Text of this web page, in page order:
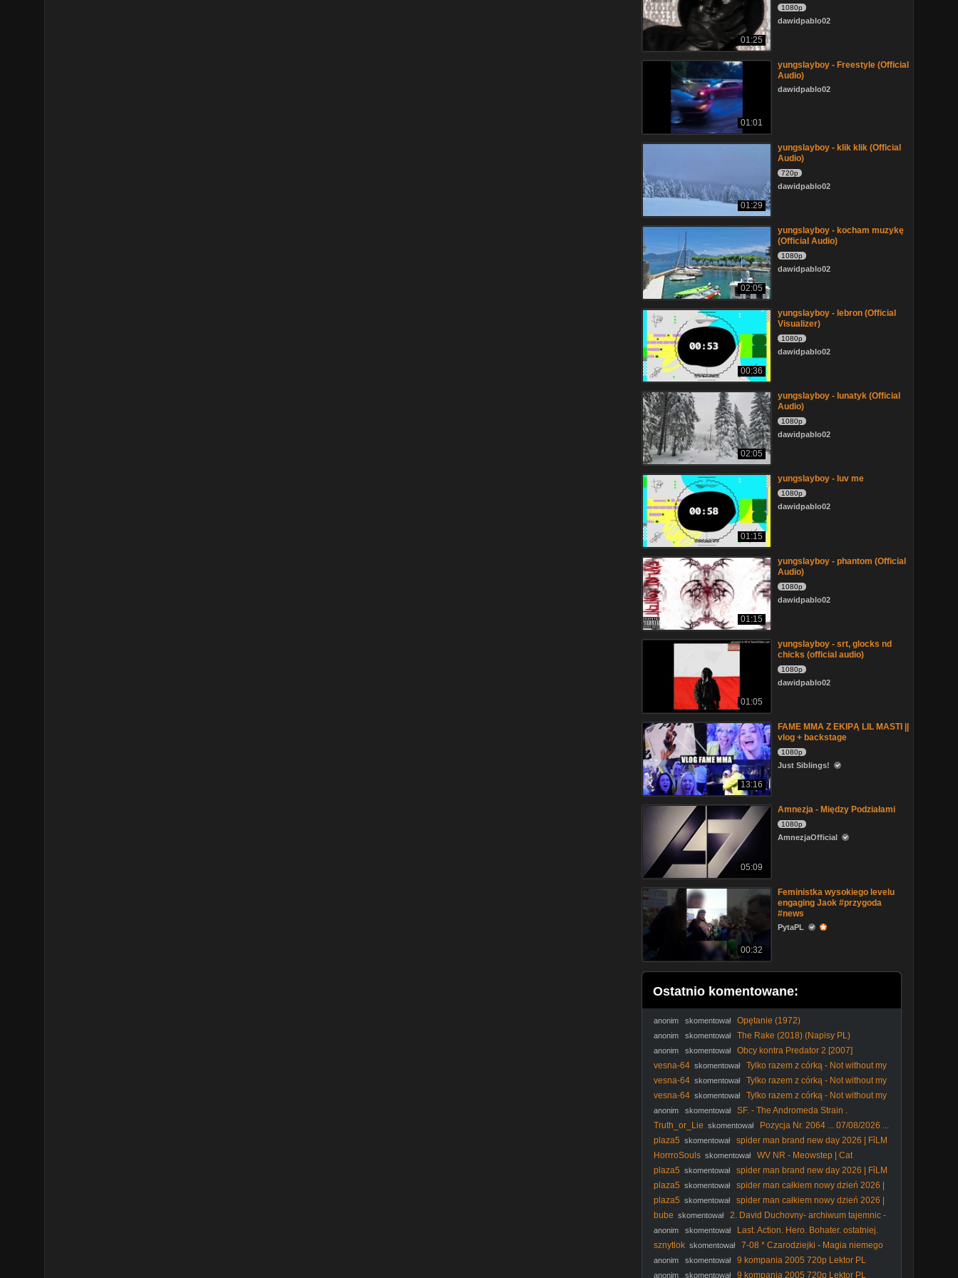
01:25
1080p
dawidpablo02
01:01
yungslayboy - Freestyle (Official
Audio)
dawidpablo02
01:29
yungslayboy - klik klik (Official
Audio)
720p
dawidpablo02
02:05
yungslayboy - kocham muzykę
(Official Audio)
1080p
dawidpablo02
00:36
yungslayboy - lebron (Official
Visualizer)
1080p
dawidpablo02
02:05
yungslayboy - lunatyk (Official
Audio)
1080p
dawidpablo02
01:15
yungslayboy - luv me
1080p
dawidpablo02
01:15
yungslayboy - phantom (Official
Audio)
1080p
dawidpablo02
01:05
yungslayboy - srt, glocks nd
chicks (official audio)
1080p
dawidpablo02
13:16
FAME MMA Z EKIPĄ LIL MASTI ||
vlog + backstage
1080p
Just Siblings!
05:09
Amnezja - Między Podziałami
1080p
AmnezjaOfficial
00:32
Feministka wysokiego levelu
engaging Jaok #przygoda
#news
PytaPL
Ostatnio komentowane:
anonim skomentował Opętanie (1972)
anonim skomentował The Rake (2018) (Napisy PL)
anonim skomentował
Obcy kontra Predator 2 [2007]
[Theatrical Cut][1080p][BDRip][x264][ Lektor PL]
vesna-64 skomentował
Tylko razem z córką - Not without my
daughter (1991) Lektor
vesna-64 skomentował
Tylko razem z córką - Not without my
daughter (1991) Lektor
vesna-64 skomentował
Tylko razem z córką - Not without my
daughter (1991) Lektor
anonim skomentował
SF. - The Andromeda Strain .
Tajemnica. Andromedy. (1971) lektor
Truth_or_Lie skomentował
Pozycja Nr. 2064 ... 07/08/2026 ...
english subtitles Only ...
plaza5 skomentował
spider man brand new day 2026 | FỉLM
W OPỉSỉE
HorrroSouls skomentował
WV NR - Meowstep | Cat
Meowing (Dubstep Remix)
plaza5 skomentował
spider man brand new day 2026 | FỉLM
W OPỉSỉE
plaza5 skomentował
spider man całkiem nowy dzień 2026 |
FỉLM W OPỉSỉE
plaza5 skomentował
spider man całkiem nowy dzień 2026 |
FỉLM W OPỉSỉE
bube skomentował
2. David Duchovny- archiwum tajemnic -
anonim skomentował
Last. Action. Hero. Bohater. ostatniej.
akcji. 1993. Lektor.pl
sznytlok skomentował
7-08 * Czarodziejki - Magia niemego
anonim skomentował 9 kompania 2005 720p Lektor PL
anonim skomentował 9 kompania 2005 720p Lektor PL